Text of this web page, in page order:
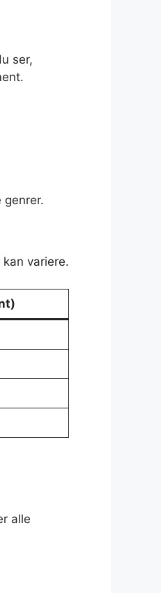
ser,
genrer.
variere.
alle